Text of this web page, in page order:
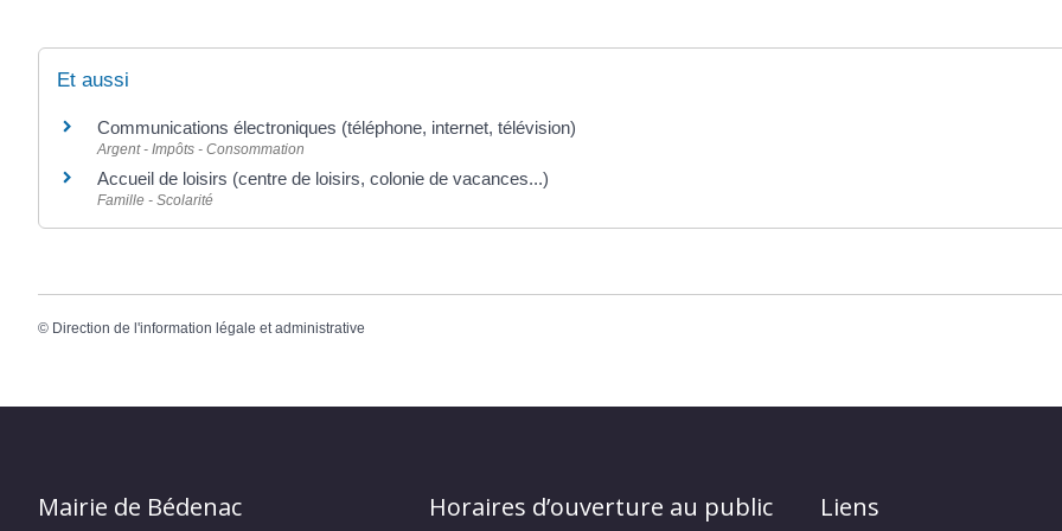
Et aussi
Communications électroniques (téléphone, internet, télévision)
Argent - Impôts - Consommation
Accueil de loisirs (centre de loisirs, colonie de vacances...)
Famille - Scolarité
© Direction de l'information légale et administrative
Mairie de Bédenac
Horaires d’ouverture au public
Liens